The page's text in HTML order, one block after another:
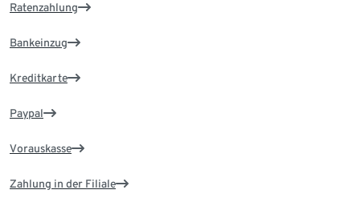
Ratenzahlung
Bankeinzug
Kreditkarte
Paypal
Vorauskasse
Zahlung in der Filiale